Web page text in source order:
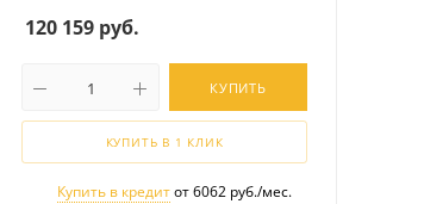
120 159 руб.
КУПИТЬ
КУПИТЬ В 1 КЛИК
Купить в кредитот 6062 руб./мес.